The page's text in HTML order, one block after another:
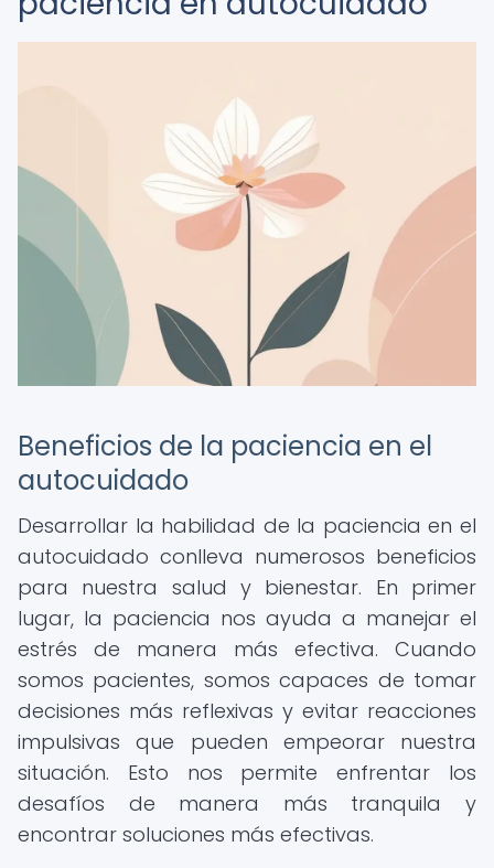
Beneficios de la paciencia en el
autocuidado
Desarrollar la habilidad de la paciencia en el
autocuidado conlleva numerosos beneficios
para nuestra salud y bienestar. En primer
lugar, la paciencia nos ayuda a manejar el
estrés de manera más efectiva. Cuando
somos pacientes, somos capaces de tomar
decisiones más reflexivas y evitar reacciones
impulsivas que pueden empeorar nuestra
situación. Esto nos permite enfrentar los
desafíos de manera más tranquila y
encontrar soluciones más efectivas.